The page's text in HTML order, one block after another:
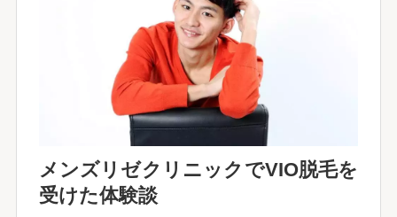
メンズリゼクリニックでVIO脱毛を
受けた体験談